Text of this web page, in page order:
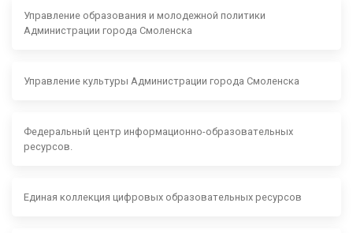
Управление образования и молодежной политики
Администрации города Смоленска
Управление культуры Администрации города Смоленска
Федеральный центр информационно-образовательных
ресурсов.
Единая коллекция цифровых образовательных ресурсов